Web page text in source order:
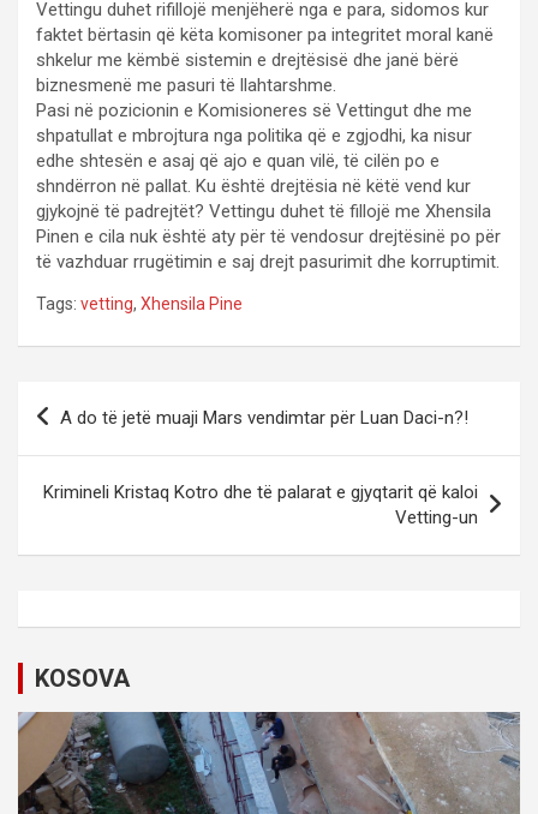
Vettingu duhet rifillojë menjëherë nga e para, sidomos kur
faktet bërtasin që këta komisoner pa integritet moral kanë
shkelur me këmbë sistemin e drejtësisë dhe janë bërë
biznesmenë me pasuri të llahtarshme.
Pasi në pozicionin e Komisioneres së Vettingut dhe me
shpatullat e mbrojtura nga politika që e zgjodhi, ka nisur
edhe shtesën e asaj që ajo e quan vilë, të cilën po e
shndërron në pallat. Ku është drejtësia në këtë vend kur
gjykojnë të padrejtët? Vettingu duhet të fillojë me Xhensila
Pinen e cila nuk është aty për të vendosur drejtësinë po për
të vazhduar rrugëtimin e saj drejt pasurimit dhe korruptimit.
Tags: vetting, Xhensila Pine
n
v
i
g
a
t
A do të jetë muaji Mars vendimtar për Luan Daci-n?!
Krimineli Kristaq Kotro dhe të palarat e gjyqtarit që kaloi
Vetting-un
KOSOVA